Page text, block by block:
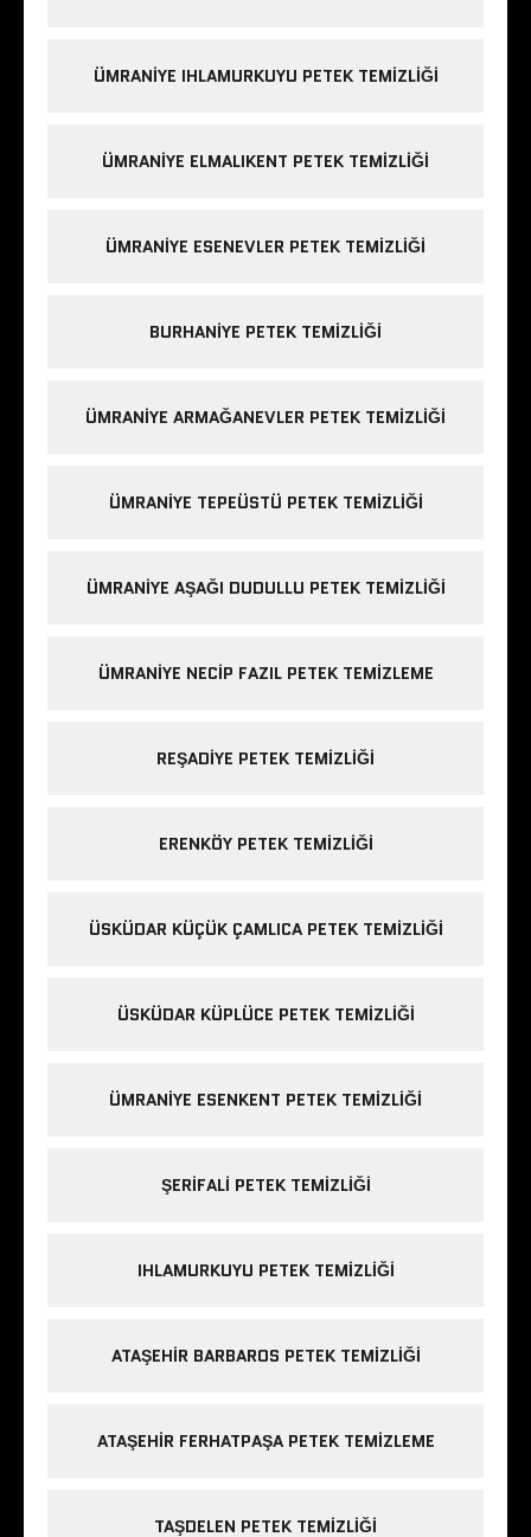
ÜMRANIYE IHLAMURKUYU PETEK TEMIZLIĞI
ÜMRANIYE ELMALIKENT PETEK TEMIZLIĞI
ÜMRANIYE ESENEVLER PETEK TEMIZLIĞI
BURHANIYE PETEK TEMIZLIĞI
ÜMRANIYE ARMAĞANEVLER PETEK TEMIZLIĞI
ÜMRANIYE TEPEÜSTÜ PETEK TEMIZLIĞI
ÜMRANIYE AŞAĞI DUDULLU PETEK TEMIZLIĞI
ÜMRANIYE NECIP FAZIL PETEK TEMIZLEME
REŞADIYE PETEK TEMIZLIĞI
ERENKÖY PETEK TEMIZLIĞI
ÜSKÜDAR KÜÇÜK ÇAMLICA PETEK TEMIZLIĞI
ÜSKÜDAR KÜPLÜCE PETEK TEMIZLIĞI
ÜMRANIYE ESENKENT PETEK TEMIZLIĞI
ŞERIFALI PETEK TEMIZLIĞI
IHLAMURKUYU PETEK TEMIZLIĞI
ATAŞEHIR BARBAROS PETEK TEMIZLIĞI
ATAŞEHIR FERHATPAŞA PETEK TEMIZLEME
TAŞDELEN PETEK TEMIZLIĞI